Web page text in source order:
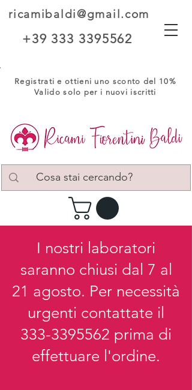
ricamibaldi@gmail.com
+39 333 3395562
Registrati e ottieni uno sconto del 10%
Valido solo per i nuovi iscritti
I nostri laboratori
saranno chiusi dal 7 al
21 agosto. Per necessità
urgenti contattate il
333-3395562 prima di
effettuare l'ordine.